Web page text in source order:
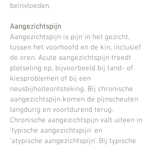
beïnvloeden.
Aangezichtspijn
Aangezichtspijn is pijn in het gezicht,
tussen het voorhoofd en de kin, inclusief
de oren. Acute aangezichtspijn treedt
plotseling op, bijvoorbeeld bij tand- of
kiesproblemen of bij een
neusbijholteontsteking. Bij chronische
aangezichtspijn komen de pijnscheuten
langdurig en voortdurend terug.
Chronische aangezichtspijn valt uiteen in
‘typische aangezichtspijn’ en
‘atypische aangezichtspijn’. Bij typische